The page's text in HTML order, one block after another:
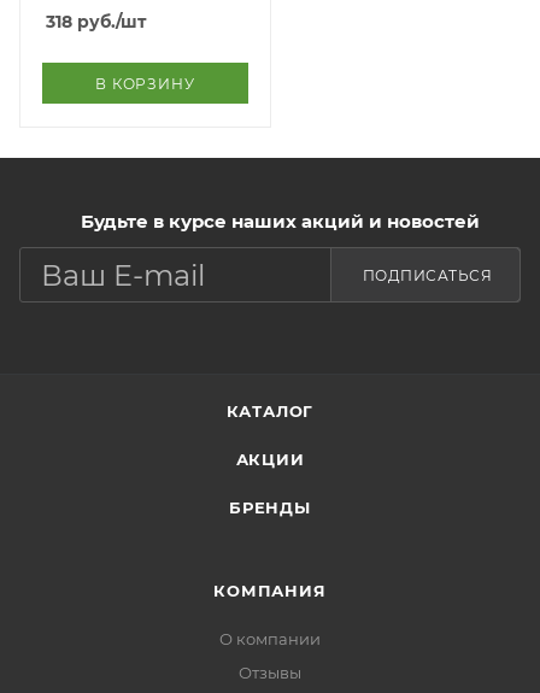
Acetone Free
318 руб./шт
В КОРЗИНУ
Будьте в курсе наших акций и новостей
ПОДПИСАТЬСЯ
КАТАЛОГ
АКЦИИ
БРЕНДЫ
КОМПАНИЯ
О компании
Отзывы